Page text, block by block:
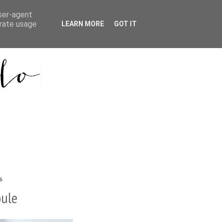
agent
usage
LEARN MORE GOT IT